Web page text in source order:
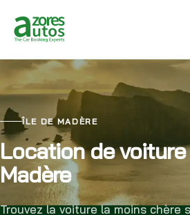
ÎLE DE MADÈRE
Location de voiture
Madère
Trouvez la voiture la moins chère